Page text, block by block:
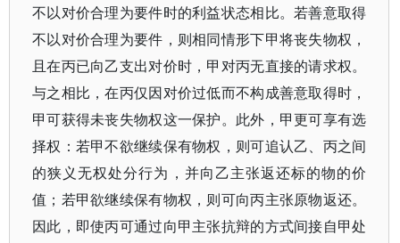
不以对价合理为要件时的利益状态相比。若善意取得
不以对价合理为要件，则相同情形下甲将丧失物权，
且在丙已向乙支出对价时，甲对丙无直接的请求权。
与之相比，在丙仅因对价过低而不构成善意取得时，
甲可获得未丧失物权这一保护。此外，甲更可享有选
择权：若甲不欲继续保有物权，则可追认乙、丙之间
的狭义无权处分行为，并向乙主张返还标的物的价
值；若甲欲继续保有物权，则可向丙主张原物返还。
因此，即使丙可通过向甲主张抗辩的方式间接自甲处